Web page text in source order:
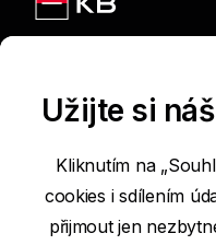
Podmínky používání
Užijte si
Kliknutím na
cookies i sdílením
přijmout jen